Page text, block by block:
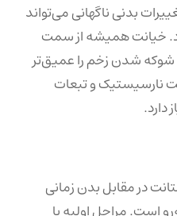
بدنی ناگهانی می‌تواند
خیانت همیشه از سمت
شدن زخم را عمیق‌تر
نارسیستیک و تبعات
دارد.
در مقابل بدن زمانی